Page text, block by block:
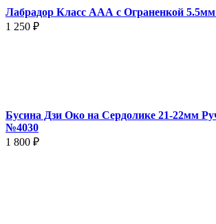
560 ₽
Лабрадор Класс ААА с Ограненкой
1 250 ₽
Бусина Дзи Око на Сердолике 21-22мм
№4030
1 800 ₽